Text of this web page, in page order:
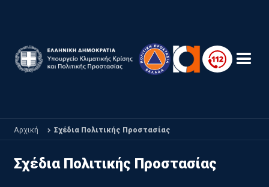
Αρχική Σχέδια Πολιτικής Προστασίας
Σχέδια Πολιτικής Προστασίας